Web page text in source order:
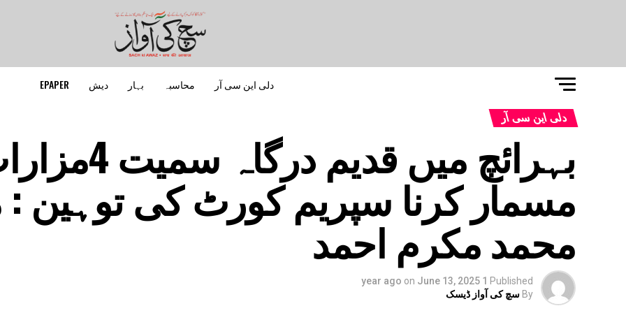
دلی این سی آر محاسبہ بہار دیش EPAPER
دلی این سی آر
بہرائچ میں قدیم درگاہ
مسمار کرنا سپریم کورٹ کی توہین
محمد مکرم احمد
Published
1 year ago
on June 13, 2025
By سچ کی آواز ڈیسک